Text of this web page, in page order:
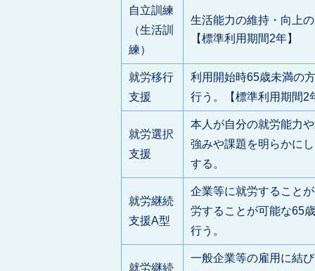
自立訓練
（生活訓
練）
生活能力の維持・向上
【標準利用期間2年】
就労移行
支援
利用開始時65歳未満の
行う。【標準利用期間2
就労選択
支援
本人が自分の就労能力
強みや課題を明らかに
する。
就労継続
支援A型
企業等に就労すること
労することが可能な65
行う。
就労継続
一般企業等の雇用に結